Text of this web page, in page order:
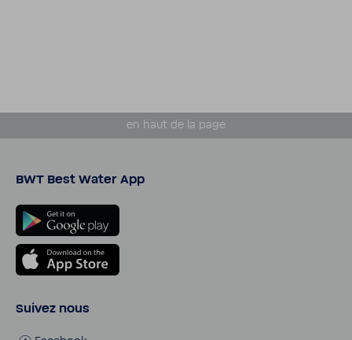
en haut de la page
BWT Best Water App
Suivez nous